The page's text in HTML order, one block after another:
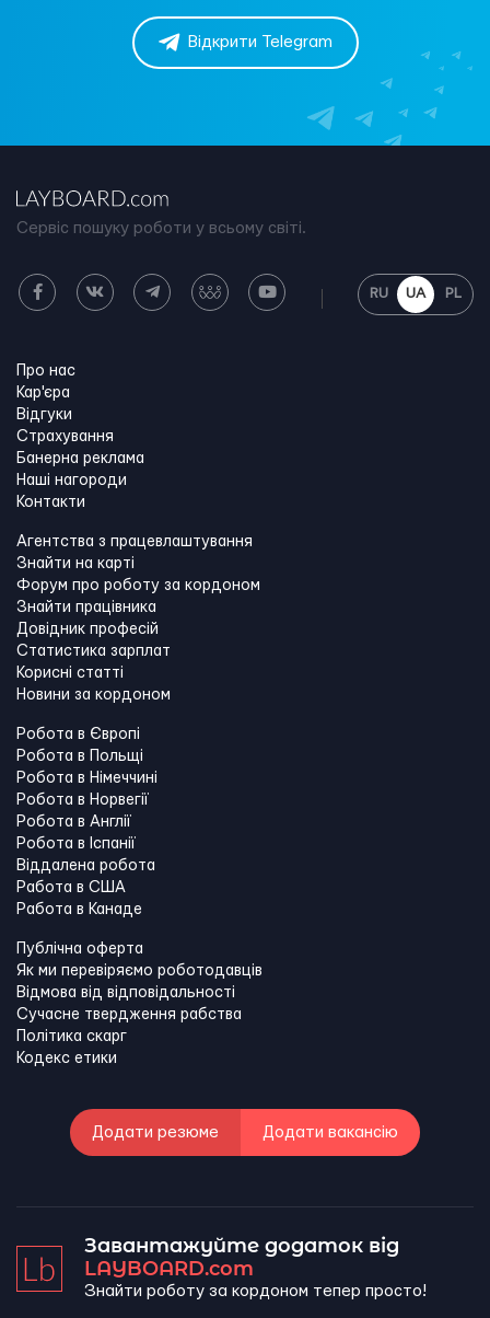
Відкрити Telegram
Сервіс пошуку роботи у всьому світі.
RU UA PL
Про нас
Кар'єра
Відгуки
Страхування
Банерна реклама
Наші нагороди
Контакти
Агентства з працевлаштування
Знайти на карті
Форум про роботу за кордоном
Знайти працівника
Довідник професій
Статистика зарплат
Корисні статті
Новини за кордоном
Робота в Європі
Робота в Польщі
Робота в Німеччині
Робота в Норвегії
Робота в Англії
Робота в Іспанії
Віддалена робота
Работа в США
Работа в Канадe
Публічна оферта
Як ми перевіряємо роботодавців
Відмова від відповідальності
Сучасне твердження рабства
Політика скарг
Кодекс етики
Додати резюме Додати вакансію
Завантажуйте додаток від
LAYBOARD.com
Знайти роботу за кордоном тепер просто!